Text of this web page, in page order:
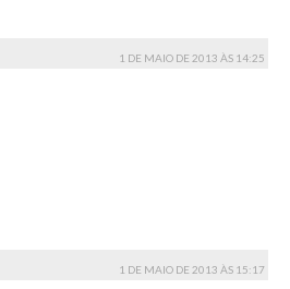
1 DE MAIO DE 2013 ÀS 14:25
1 DE MAIO DE 2013 ÀS 15:17